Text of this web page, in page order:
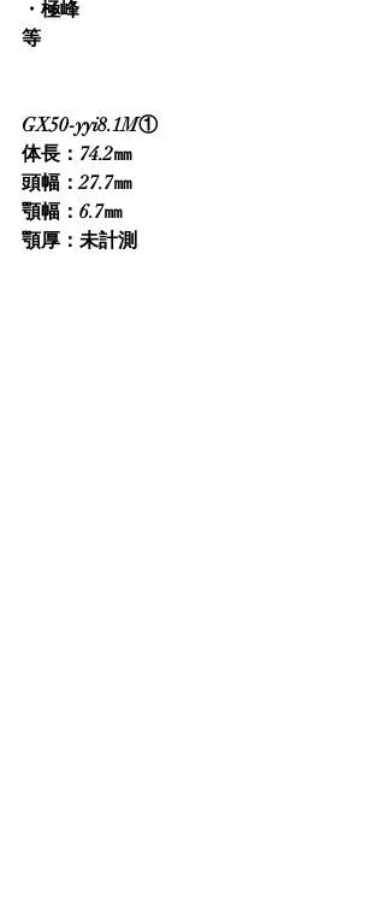
・極峰
等
GX50-yyi8.1M①
体長：74.2㎜
頭幅：27.7㎜
顎幅：6.7㎜
顎厚：未計測